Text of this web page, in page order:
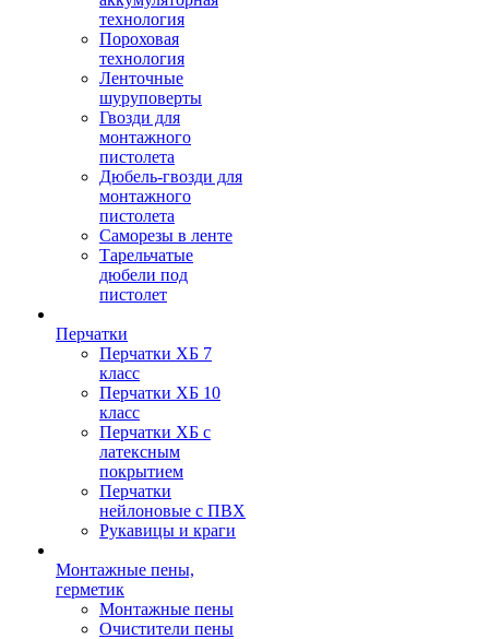
технология
Пороховая
технология
Ленточные
шуруповерты
Гвозди для
монтажного
пистолета
Дюбель-гвозди для
монтажного
пистолета
Саморезы в ленте
Тарельчатые
дюбели под
пистолет
Перчатки
Перчатки ХБ 7
класс
Перчатки ХБ 10
класс
Перчатки ХБ с
латексным
покрытием
Перчатки
нейлоновые с ПВХ
Рукавицы и краги
Монтажные пены,
герметик
Монтажные пены
Очистители пены